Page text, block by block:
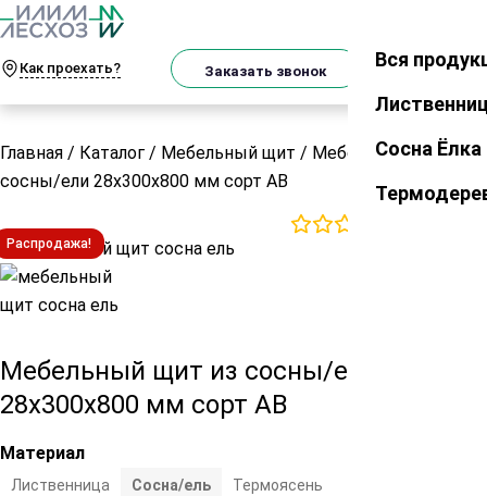
Как проехать? Заказать звонок Закрыть
Вся
Сосна Ёлка
Главная / Каталог / Мебельный щит / Мебельный щит из
сосны/ели 28х300х800 мм сорт АВ
Распродажа!
Мебельный щит из сосны/ели
28х300х800 мм сорт АВ
Материал
Лиственница Сосна/ель Термоясень